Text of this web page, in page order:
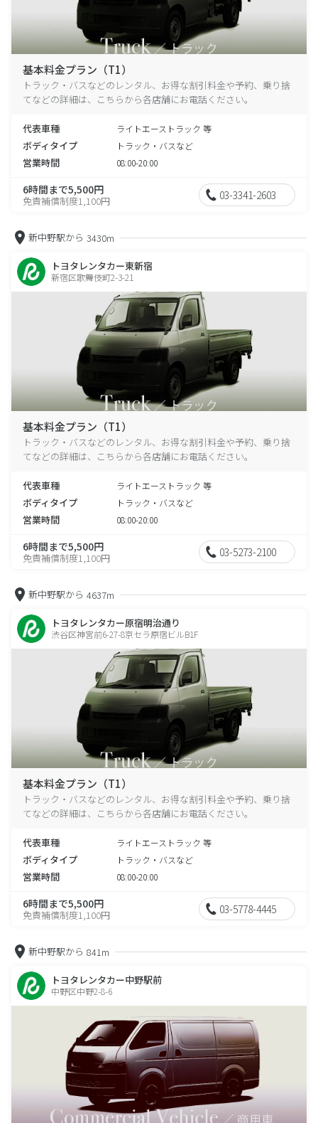
基本料金プラン（T1）
トラック・バスなどのレンタル、お得な割引料金や予約、乗り捨
てなどの詳細は、こちらから各店舗にお電話ください。
代表車種 ライトエーストラック 等
ボディタイプ トラック・バスなど
営業時間 08:00-20:00
6時間まで5,500円
免責補償制度1,100円 03-3341-2603
新中野駅から 3430m
トヨタレンタカー東新宿
新宿区歌舞伎町2-3-21
基本料金プラン（T1）
トラック・バスなどのレンタル、お得な割引料金や予約、乗り捨
てなどの詳細は、こちらから各店舗にお電話ください。
代表車種 ライトエーストラック 等
ボディタイプ トラック・バスなど
営業時間 08:00-20:00
6時間まで5,500円
免責補償制度1,100円 03-5273-2100
新中野駅から 4637m
トヨタレンタカー原宿明治通り
渋谷区神宮前6-27-8京セラ原宿ビルB1F
基本料金プラン（T1）
トラック・バスなどのレンタル、お得な割引料金や予約、乗り捨
てなどの詳細は、こちらから各店舗にお電話ください。
代表車種 ライトエーストラック 等
ボディタイプ トラック・バスなど
営業時間 08:00-20:00
6時間まで5,500円
免責補償制度1,100円 03-5778-4445
新中野駅から 841m
トヨタレンタカー中野駅前
中野区中野2-8-6